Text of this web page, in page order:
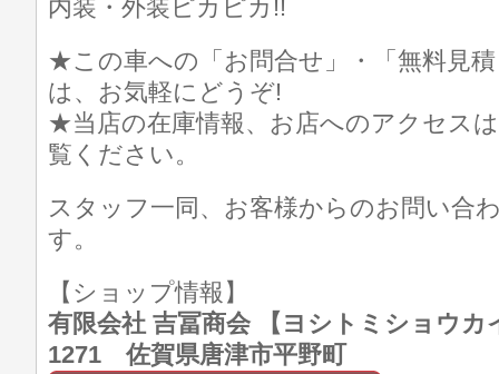
内装・外装ピカピカ!!
★この車への「お問合せ」・「無料見
は、お気軽にどうぞ!
★当店の在庫情報、お店へのアクセス
覧ください。
スタッフ一同、お客様からのお問い合
す。
【ショップ情報】
有限会社 吉冨商会 【ヨシトミショウ
1271 佐賀県唐津市平野町